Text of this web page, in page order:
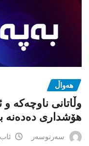
هەواڵ
وڵاتانی ناوچەکە و
هۆشداری دەدەنە
سەرنوسەر ئاب 2, 2026